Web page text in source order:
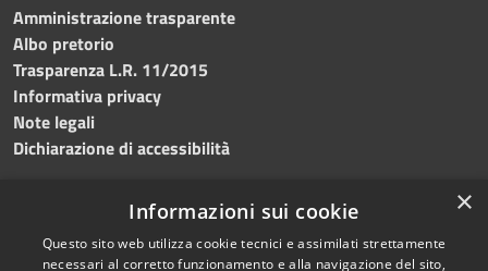
Amministrazione trasparente
Albo pretorio
Trasparenza L.R. 11/2015
Informativa privacy
Note legali
Dichiarazione di accessibilità
RSS
Copyright © 2026 • Comune di
×
Informazioni sui cookie
Questo sito web utilizza cookie tecnici e assimilati strettamente
necessari al corretto funzionamento e alla navigazione del sito,